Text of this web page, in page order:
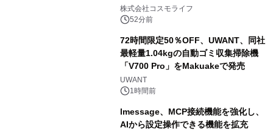
ャンペーンを実施
株式会社コスモライフ
52分前
72時間限定50％OFF、UWANT、同社
最軽量1.04kgの自動ゴミ収集掃除機
「V700 Pro」をMakuakeで発売
UWANT
1時間前
lmessage、MCP接続機能を強化し、
AIから設定操作できる機能を拡充